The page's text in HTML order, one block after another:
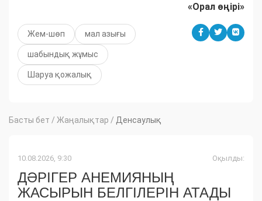
«Орал өңірі»
Жем-шөп мал азығы
шабындық жұмыс
Шаруа қожалық
Басты бет / Жаңалықтар / Денсаулық
10.08.2026, 9:30 Оқылды:
ДӘРІГЕР АНЕМИЯНЫҢ
ЖАСЫРЫН БЕЛГІЛЕРІН АТАДЫ